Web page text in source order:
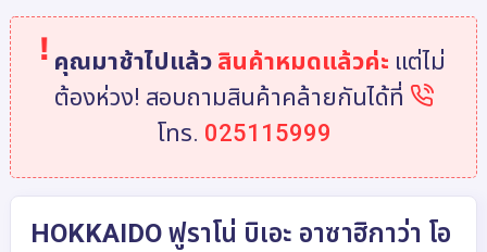
คุณมาช้าไปแล้ว สินค้าหมดแล้วค่ะ แต่ไม่
ต้องห่วง! สอบถามสินค้าคล้ายกันได้ที่
โทร. 025115999
HOKKAIDO ฟูราโน่ บิเอะ อาซาฮิกาว่า โอ